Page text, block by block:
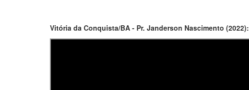
Vitória da Conquista/BA - Pr. Janderson Nascimento (2022):